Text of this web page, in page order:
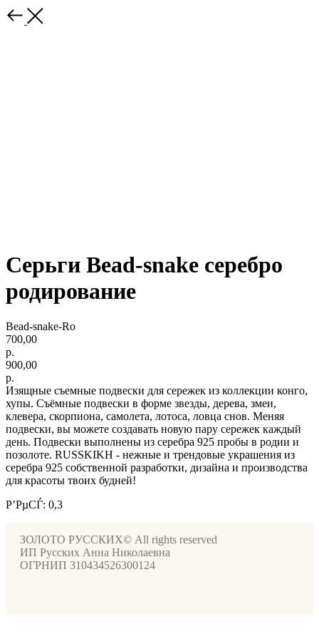
Серьги Bead-snake серебро
родирование
Bead-snake-Ro
700,00
р.
900,00
р.
Изящные съемные подвески для сережек из коллекции конго,
хупы. Съёмные подвески в форме звезды, дерева, змеи,
клевера, скорпиона, самолета, лотоса, ловца снов. Меняя
подвески, вы можете создавать новую пару сережек каждый
день. Подвески выполнены из серебра 925 пробы в родии и
позолоте. RUSSKIKH - нежные и трендовые украшения из
серебра 925 собственной разработки, дизайна и производства
для красоты твоих будней!
Р’РµСЃ: 0,3
ЗОЛОТО РУССКИХ© All rights reserved
ИП Русских Анна Николаевна
ОГРНИП 310434526300124